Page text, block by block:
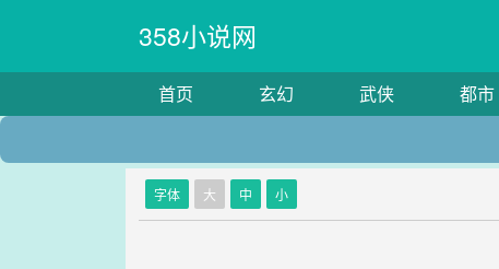
358小说网
首页 玄幻 武侠 都市
字体 大 中 小